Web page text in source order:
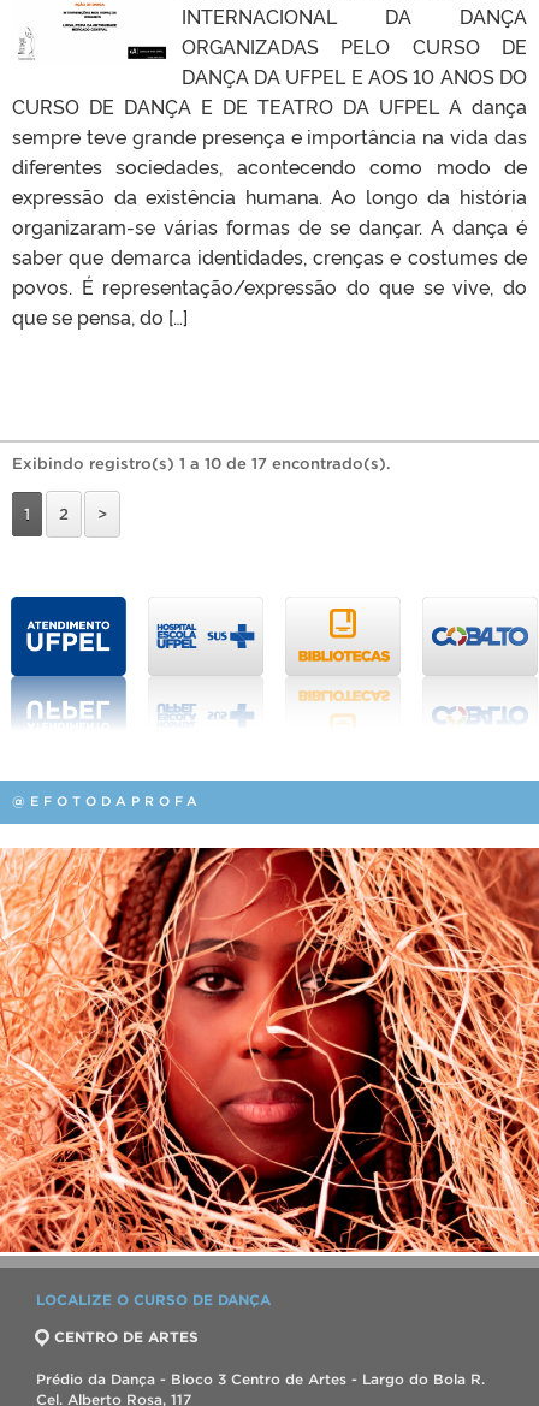
INTERNACIONAL DA DANÇA
ORGANIZADAS PELO CURSO DE
DANÇA DA UFPEL E AOS 10 ANOS DO
CURSO DE DANÇA E DE TEATRO DA UFPEL A dança
sempre teve grande presença e importância na vida das
diferentes sociedades, acontecendo como modo de
expressão da existência humana. Ao longo da história
organizaram-se várias formas de se dançar. A dança é
saber que demarca identidades, crenças e costumes de
povos. É representação/expressão do que se vive, do
que se pensa, do […]
Exibindo registro(s) 1 a 10 de 17 encontrado(s).
1 2 >
@EFOTODAPROFA
LOCALIZE O CURSO DE DANÇA
CENTRO DE ARTES
Prédio da Dança - Bloco 3 Centro de Artes - Largo do Bola R.
Cel. Alberto Rosa, 117